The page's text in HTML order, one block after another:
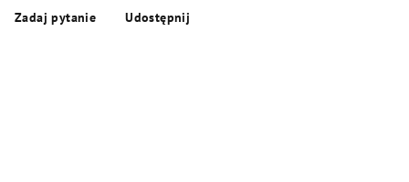
Zadaj pytanie Udostępnij